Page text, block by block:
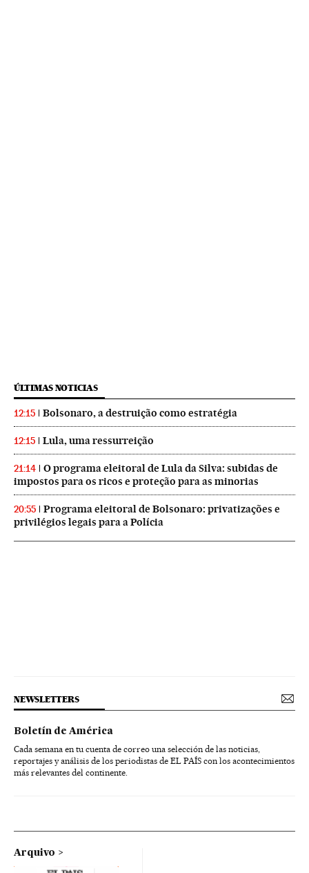
ÚLTIMAS NOTICIAS
12:15 Bolsonaro, a destruição como estratégia
12:15 Lula, uma ressurreição
21:14
O programa eleitoral de Lula da Silva: subidas de
impostos para os ricos e proteção para as minorias
20:55
Programa eleitoral de Bolsonaro: privatizações e
privilégios legais para a Polícia
NEWSLETTERS
Boletín de América
Cada semana en tu cuenta de correo una selección de las noticias,
reportajes y análisis de los periodistas de EL PAÍS con los acontecimientos
más relevantes del continente.
Arquivo